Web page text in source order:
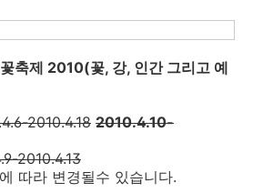
축제 2010(꽃, 강, 인간 그리고 예
2010.4.18 2010.4.10-
2010.4.13
따라 변경될수 있습니다.